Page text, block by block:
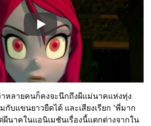
าหลายคนก็คงจะนึกถึงผีแม่นาคแห่งทุ่ง
บแขนยาวยืดได้ และเสียงเรียก "พี่มาก
นาคในแอนิเมชันเรื่องนี้แตกต่างจากใน